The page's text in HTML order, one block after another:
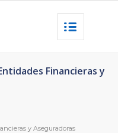
Financieras y
y Aseguradoras